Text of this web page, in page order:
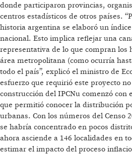
donde participaron provincias,
centros estadísticos de otros países.
historia argentina se elaboró un
nacional. Esto implica reflejar una
representativa de lo que compran los
área metropolitana (como ocurría
todo el país”, explicó el ministro de
esfuerzo que requirió este proyecto
construcción del IPCNu comenzó con
que permitió conocer la distribución
urbanas. Con los números del Censo
se habría concentrado en pocos
ahora asciende a 146 localidades en
estimar el impacto del proceso